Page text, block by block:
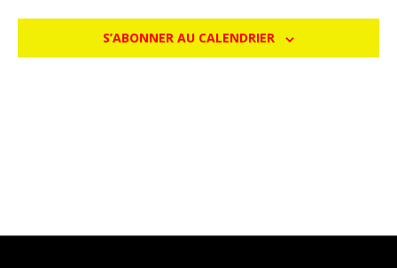
S’ABONNER AU CALENDRIER